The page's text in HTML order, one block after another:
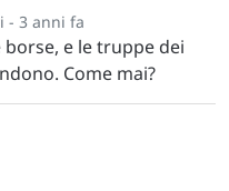
- 3 anni fa
e le truppe dei
Come mai?